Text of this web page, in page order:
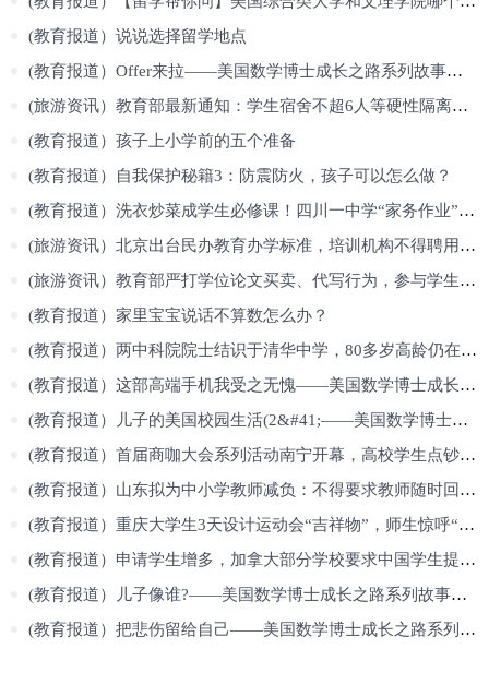
(教育报道）说说选择留学地点
(教育报道）Offer来拉——美国数学博士成长之路系列故事（6）
(旅游资讯）教育部最新通知：学生宿舍不超6人等硬性隔离条件取消
(教育报道）孩子上小学前的五个准备
(教育报道）自我保护秘籍3：防震防火，孩子可以怎么做？
(教育报道）洗衣炒菜成学生必修课！四川一中学“家务作业”获好评
(旅游资讯）北京出台民办教育办学标准，培训机构不得聘用中小学在职老师
(旅游资讯）教育部严打学位论文买卖、代写行为，参与学生开除学籍、注销学
(教育报道）家里宝宝说话不算数怎么办？
(教育报道）两中科院院士结识于清华中学，80多岁高龄仍在科研一线
(教育报道）这部高端手机我受之无愧——美国数学博士成长之路（1）
(教育报道）儿子的美国校园生活(2&#41;——美国数学博士成长之路系列故事（
(教育报道）首届商咖大会系列活动南宁开幕，高校学生点钞速录展职教风采！
(教育报道）山东拟为中小学教师减负：不得要求教师随时回复工作群信息
(教育报道）重庆大学生3天设计运动会“吉祥物”，师生惊呼“看着就好萌”
(教育报道）申请学生增多，加拿大部分学校要求中国学生提供高考成绩
(教育报道）儿子像谁?——美国数学博士成长之路系列故事（10）
(教育报道）把悲伤留给自己——美国数学博士成长之路系列故事（16）